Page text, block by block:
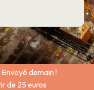
demain !
de 25 euros